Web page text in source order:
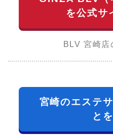
を公式サ
BLV 宮崎店
宮崎のエステ
と